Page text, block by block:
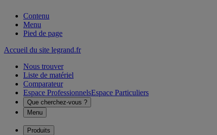
Contenu
Menu
Pied de page
Accueil du site legrand.fr
Nous trouver
Liste de matériel
Comparateur
Espace ProfessionnelsEspace Particuliers
Que cherchez-vous ?
Menu
Produits